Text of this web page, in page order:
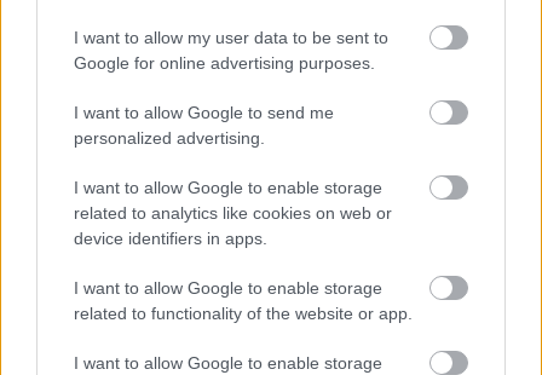
I want to allow my user data to be sent to
Google for online advertising purposes.
I want to allow Google to send me
personalized advertising.
I want to allow Google to enable storage
related to analytics like cookies on web or
device identifiers in apps.
I want to allow Google to enable storage
related to functionality of the website or app.
I want to allow Google to enable storage
"(Jack) Feltérdelt, kezében a vízzel teli dióhéjjal. Kerek
fényfolt esett az arcára, s a víz mélyén valami
hanem a visszataszító idegen arcra a tükörben.
Kiloccsantotta a vizet a dióhéjból, felugrott,
izgatottan nevetett. Egy inas, erős test állt a víz
ellenállhatatlanul magára vonta a fiúk tekintetét, és
meglúdbőrözte őket. Jack táncolni kezdett, nevetése
fogvicsorgató morgássá vadult." (ford.: Déry Tibor)